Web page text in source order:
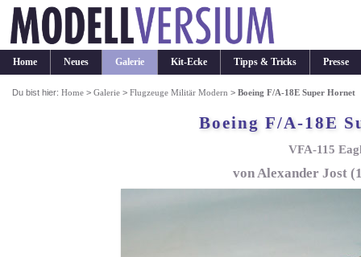
Home Neues Galerie Kit-Ecke Tipps & Tricks Presse
Du bist hier:Home >Galerie >Flugzeuge Militär Modern >Boeing F/A-18E Super Hornet
Boeing F/A-18E
VFA-115
von Alexander Jost